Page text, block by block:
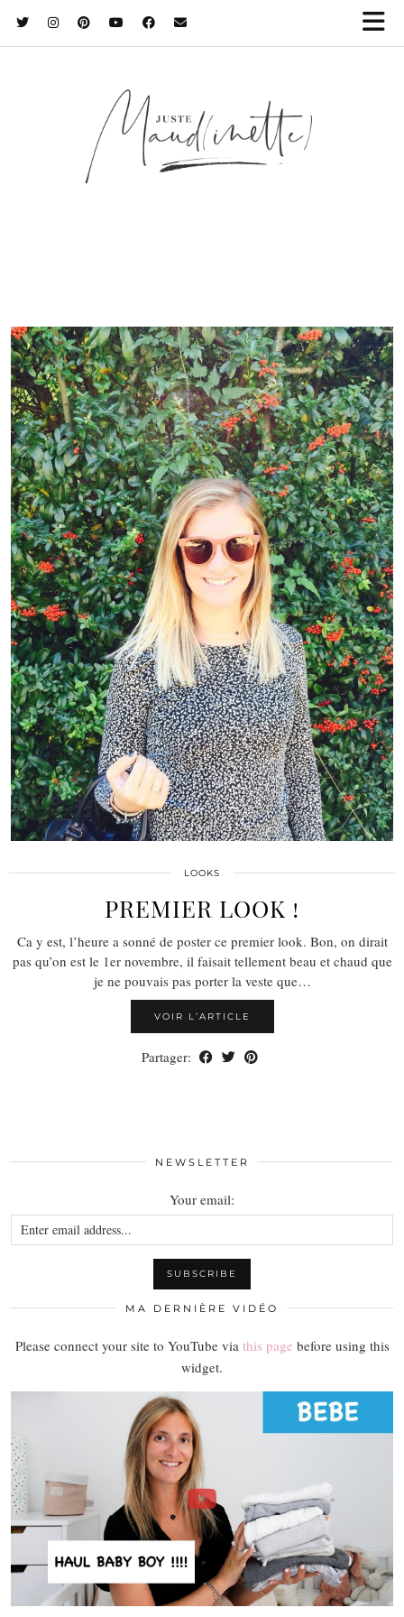
LOOKS
PREMIER LOOK !
Ca y est, l’heure a sonné de poster ce premier look. Bon, on dirait
pas qu’on est le 1er novembre, il faisait tellement beau et chaud que
je ne pouvais pas porter la veste que…
VOIR L’ARTICLE
Partager:
NEWSLETTER
Your email:
MA DERNIÈRE VIDÉO
Please connect your site to YouTube via this page before using this
widget.